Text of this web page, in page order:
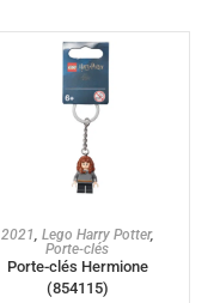
AJOUTER AU PANIER
2021 Lego Harry Potter,
Porte-clés
Porte-clés Hermione
(854115)